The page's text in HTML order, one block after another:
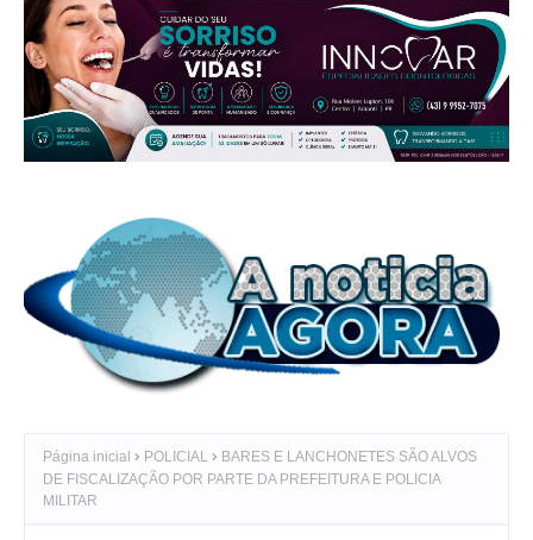
Página inicial POLICIAL
BARES E LANCHONETES SÃO ALVOS
DE FISCALIZAÇÃO POR PARTE DA PREFEITURA E POLICIA
MILITAR